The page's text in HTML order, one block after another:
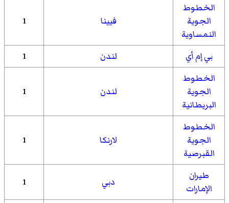
الخطوط
الجوية
النمساوية
فيينا 1
بي إم أي لندن
1
الخطوط
الجوية
البريطانية
لندن 1
الخطوط
الجوية
القبرصية
لارنكا 1
طيران
الإمارات
دبي 1